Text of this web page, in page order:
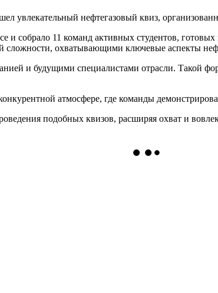
увлекательный нефтегазовый квиз,
и собрало 11 команд активных студентов,
сложности, охватывающими ключевые аспекты
и будущими специалистами отрасли. Такой
атмосфере, где команды
подобных квизов, расширяя охват и